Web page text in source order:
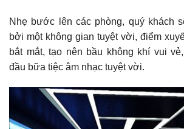
Nhẹ bước lên các phòng, quý khách
bởi một không gian tuyệt vời, điểm
bắt mắt, tạo nên bầu không khí vui
đầu bữa tiệc âm nhạc tuyệt vời.